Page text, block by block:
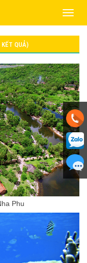
Toggle
QUẢ)
Phu